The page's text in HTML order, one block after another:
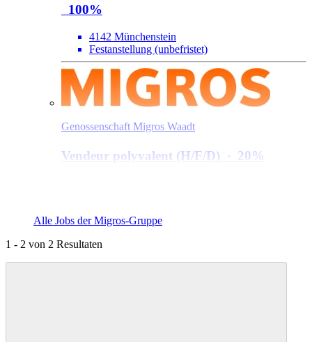
100%
4142 Münchenstein
Festanstellung (unbefristet)
Genossenschaft Migros Waadt
Vendeur polyvalent (H/​F/​D) ‧ 20%
Alle Jobs der Migros-Gruppe
1 - 2 von 2 Resultaten